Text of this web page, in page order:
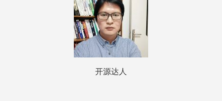
开源达人